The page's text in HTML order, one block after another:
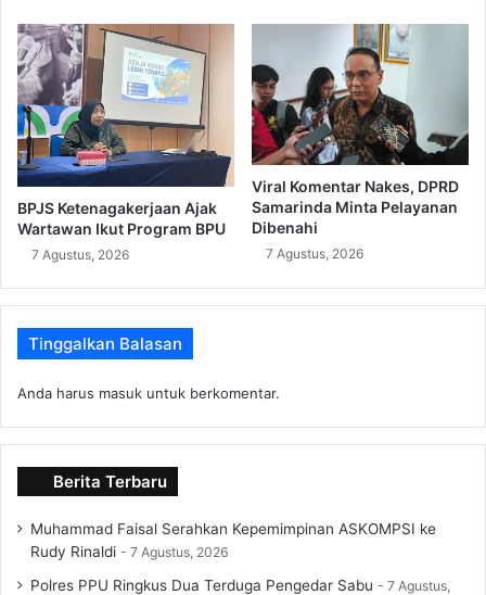
BPJS Ketenagakerjaan Ajak
Wartawan Ikut Program BPU
7 Agustus, 2026
Viral Komentar Nakes, DPRD
Samarinda Minta Pelayanan
Dibenahi
7 Agustus, 2026
Tinggalkan Balasan
Anda harus masuk untuk berkomentar.
Berita Terbaru
Muhammad Faisal Serahkan Kepemimpinan ASKOMPSI ke
Rudy Rinaldi
7 Agustus, 2026
Polres PPU Ringkus Dua Terduga Pengedar Sabu
7 Agustus,